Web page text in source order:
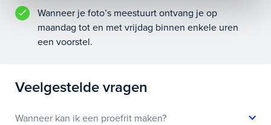
Wanneer je foto’s meestuurt ontvang je op
maandag tot en met vrijdag binnen enkele uren
een voorstel.
Veelgestelde vragen
Wanneer kan ik een proefrit maken?